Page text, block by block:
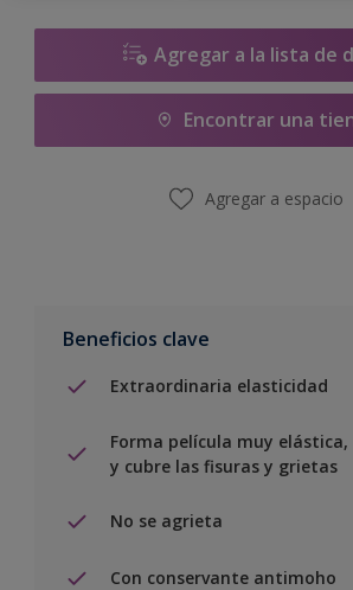
Agregar a la lista de
Encontrar una
Agregar a espacio
Beneficios clave
Extraordinaria elasticidad
Forma película muy
y cubre las fisuras y grietas
No se agrieta
Con conservante antimoho